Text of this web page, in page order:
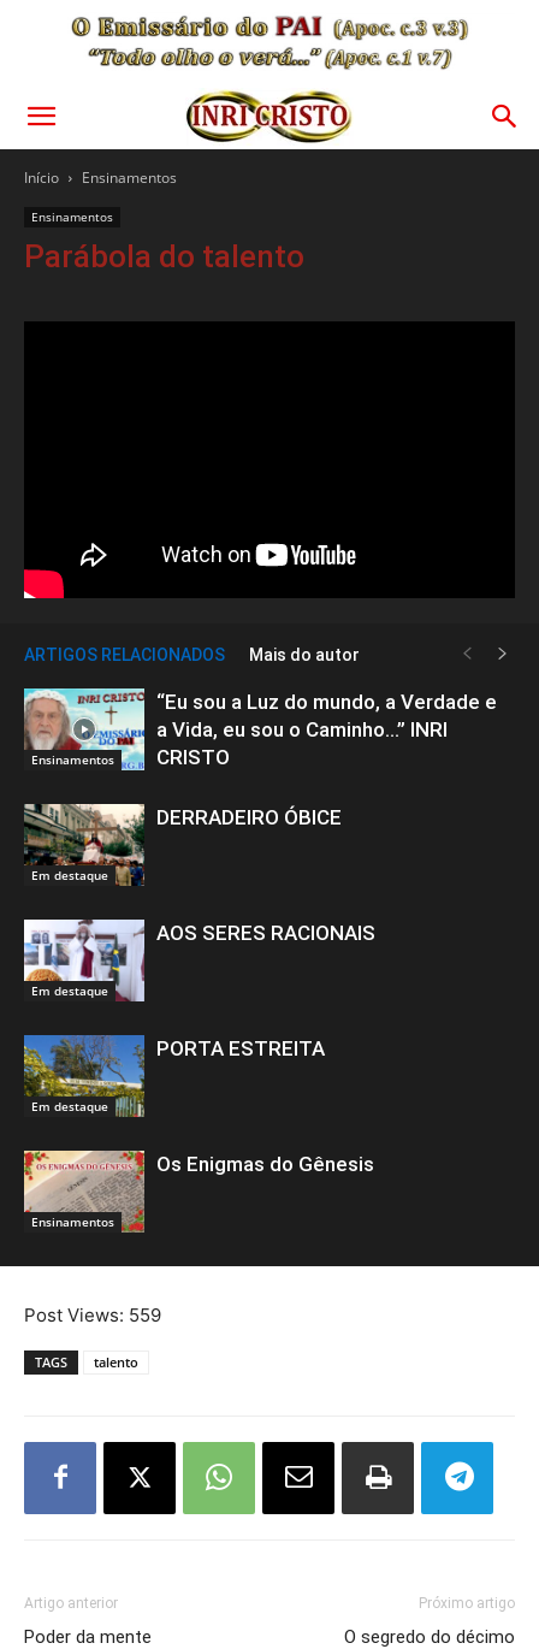
Início Ensinamentos
Ensinamentos
Parábola do talento
ARTIGOS RELACIONADOS Mais do autor
Ensinamentos
“Eu sou a Luz do mundo, a Verdade e
a Vida, eu sou o Caminho…” INRI
CRISTO
Em destaque
DERRADEIRO ÓBICE
Em destaque
AOS SERES RACIONAIS
Em destaque
PORTA ESTREITA
Ensinamentos
Os Enigmas do Gênesis
Post Views: 559
TAGS talento
Artigo anterior
Poder da mente
Próximo artigo
O segredo do décimo